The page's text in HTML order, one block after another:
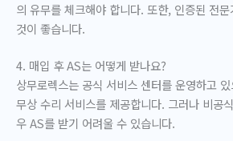
의 유무를 체크해야 합니다. 또한, 인증된 전
것이 좋습니다.
4. 매입 후 AS는 어떻게 받나요?
상무로렉스는 공식 서비스 센터를 운영하고
무상 수리 서비스를 제공합니다. 그러나 비공
우 AS를 받기 어려울 수 있습니다.